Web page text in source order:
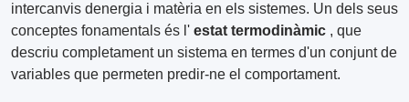
intercanvis denergia i matèria en els sistemes. Un dels seus
conceptes fonamentals és l' estat termodinàmic , que
descriu completament un sistema en termes d'un conjunt de
variables que permeten predir-ne el comportament.